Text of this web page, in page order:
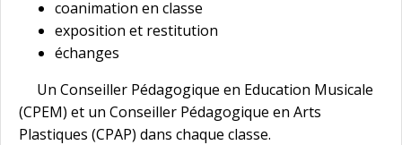
coanimation en classe
exposition et restitution
échanges
Un Conseiller Pédagogique en Education Musicale
(CPEM) et un Conseiller Pédagogique en Arts
Plastiques (CPAP) dans chaque classe.